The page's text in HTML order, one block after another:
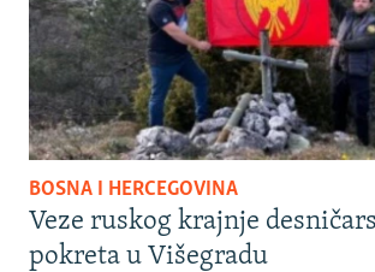
BOSNA I HERCEGOVINA
Veze ruskog krajnje
pokreta u Višegradu